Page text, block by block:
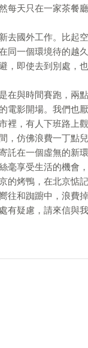
每天只在一家茶餐
國外工作。比起
同一個環境待的越
，即使去到別處，
在與時間賽跑，兩
電影開場。我們也
裡，有人下班路上
仿佛浪費一丁點兒
託在一個虛無的新
毫享受生活的機會
的烤鴨，在北京惦
和踟躕中，浪費掉
有疑慮，請來信與